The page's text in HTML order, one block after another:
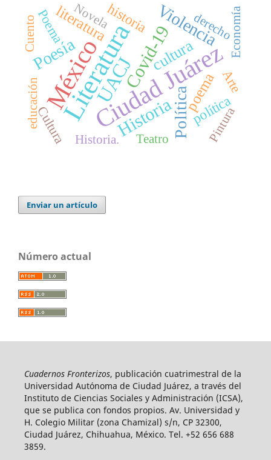
Literatura
Ciudad Juárez
MéxicoUACJ
Historia
Covid-19
Poesía
Violencia
Política
cultura
poema
literatura
política
historia
Cultura
Poema
Arte
derecho
Teatro
educación
Economía
Cuento
Pintura
Historia.
Novela
Enviar un artículo
Número actual
Cuadernos Fronterizos, publicación cuatrimestral de la
Universidad Autónoma de Ciudad Juárez, a través del
Instituto de Ciencias Sociales y Administración (ICSA),
que se publica con fondos propios. Av. Universidad y
H. Colegio Militar (zona Chamizal) s/n, CP 32300,
Ciudad Juárez, Chihuahua, México. Tel. +52 656 688
3859.